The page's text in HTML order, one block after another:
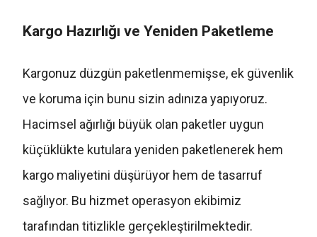
Kargo Hazırlığı ve Yeniden Paketleme
Kargonuz düzgün paketlenmemişse, ek güvenlik
ve koruma için bunu sizin adınıza yapıyoruz.
Hacimsel ağırlığı büyük olan paketler uygun
küçüklükte kutulara yeniden paketlenerek hem
kargo maliyetini düşürüyor hem de tasarruf
sağlıyor. Bu hizmet operasyon ekibimiz
tarafından titizlikle gerçekleştirilmektedir.